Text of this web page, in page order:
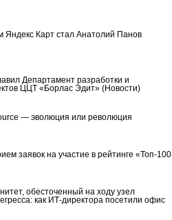
Яндекс Карт стал Анатолий Панов
Департамент разработки и
ЦЦТ «Борлас Эдит» (Новости)
— эволюция или революция
заявок на участие в рейтинге «Топ-100
обесточенный на ходу узел
как ИТ-директора посетили офис